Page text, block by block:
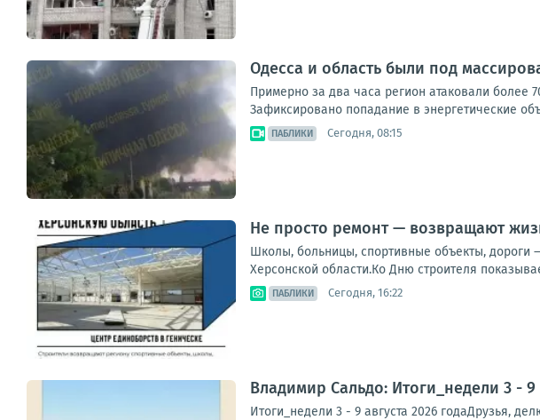
Одесса и область были под
Примерно за два часа регион атаковали более
Зафиксировано попадание в энергетические
ПАБЛИКИ Сегодня, 08:15
Не просто ремонт — возвращают
Школы, больницы, спортивные объекты, дороги
Херсонской области.Ко Дню строителя
ПАБЛИКИ Сегодня, 16:22
Владимир Сальдо: Итоги_недели 3 - 9
Итоги_недели 3 - 9 августа 2026 годаДрузья,